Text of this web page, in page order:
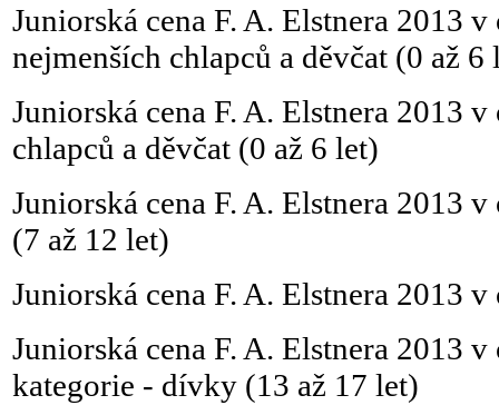
Juniorská cena F. A. Elstnera 2013
nejmenších chlapců a děvčat (0 až 6
Juniorská cena F. A. Elstnera 2013
chlapců a děvčat (0 až 6 let)
Juniorská cena F. A. Elstnera 2013
(7 až 12 let)
Juniorská cena F. A. Elstnera 2013
Juniorská cena F. A. Elstnera 2013
kategorie - dívky (13 až 17 let)